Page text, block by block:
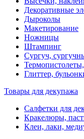
Декоративные
Дыроколы
Макетирование
Ножницы
Штампинг
Сургуч,
Глиттер,
Товары для декупажа
Салфетки для
Кракелюры,
Клеи, лаки,